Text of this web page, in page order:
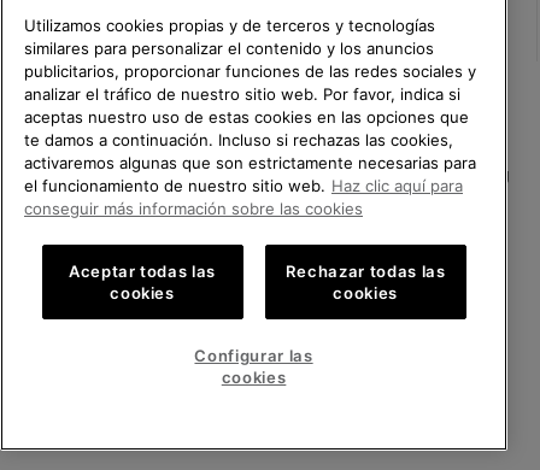
resolución de
problemas,
análisis de datos,
realización de
pruebas,
mantenimiento
del sistema,
reparación y
creación de
informes y
alojamiento de
cuenta
Datos del
dispositivo
Datos de
ubicación
Datos de uso
detectar o
prevenir
actividades
ilegales (por
ejemplo,
fraude) y/o
para gestionar
nuestra
infraestructura
informática).
como las
TE DAMOS LA BIENVENIDA A
SOREL.
POR FAVOR, SELECCIONA TU
PAÍS.
Compras en línea disponibles
United States
VER TODOS LOS PAÍSES
Utilizamos cookies propias y de terceros y tecnologías
similares para personalizar el contenido y los anuncios
publicitarios, proporcionar funciones de las redes sociales y
analizar el tráfico de nuestro sitio web. Por favor, indica si
aceptas nuestro uso de estas cookies en las opciones que
te damos a continuación. Incluso si rechazas las cookies,
activaremos algunas que son estrictamente necesarias para
el funcionamiento de nuestro sitio web. Haz clic aquí para
conseguir más información sobre las cookies
Aceptar todas las
cookies
Rechazar todas las
cookies
Configurar las
cookies